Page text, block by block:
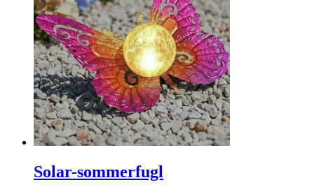
Solar-sommerfugl